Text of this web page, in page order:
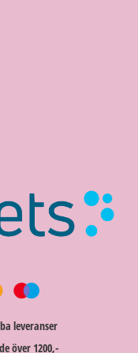
leveranser
över 1200,-